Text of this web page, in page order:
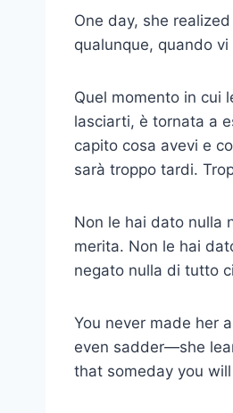
One day, she
qualunque, quando
Quel momento in cui
lasciarti, è tornata a
capito cosa avevi e
sarà troppo tardi.
Non le hai dato nulla
merita. Non le hai
negato nulla di tutto
You never made her
even sadder—she
that someday you